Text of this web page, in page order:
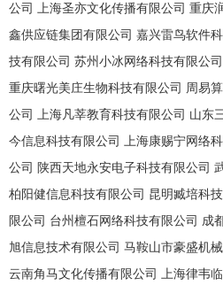
公司
上海圣亦文化传播有限公司 重庆
鑫供应链集团有限公司 嘉兴雷鸟软件
技有限公司 苏州小冰网络科技有限公司
重庆曙光美庄生物科技有限公司 周易
公司
上海凡莘教育科技有限公司 山东
今信息科技有限公司
上海康赐宁网络
公司 陕西天地永安电子科技有限公司
柏阳健信息科技有限公司 昆明臧培科
限公司 台州檀石网络科技有限公司 成
旭信息技术有限公司 马鞍山市豪盛机
云南角马文化传播有限公司
上海律韦